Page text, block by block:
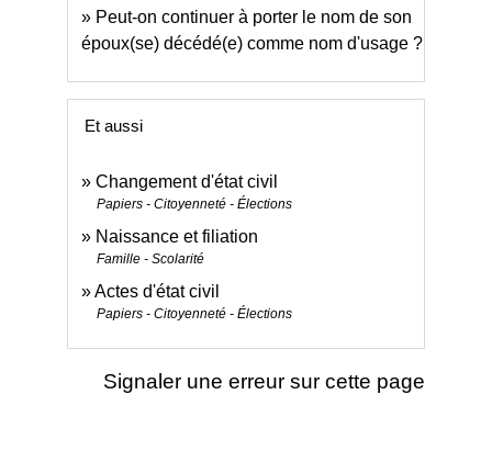
Peut-on continuer à porter le nom de son
époux(se) décédé(e) comme nom d'usage ?
Et aussi
Changement d'état civil
Papiers - Citoyenneté - Élections
Naissance et filiation
Famille - Scolarité
Actes d'état civil
Papiers - Citoyenneté - Élections
Signaler une erreur sur cette page